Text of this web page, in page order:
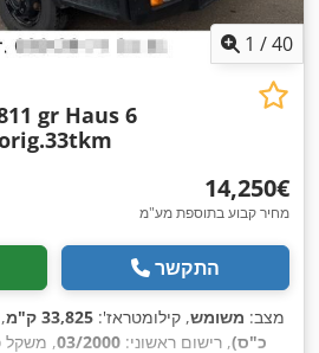
1 /40
gr Haus 6
‏14,250 ‏€
מחיר קבוע בתוספת מע"מ
התקשר
מצב: משומש, קילומטראז': 33,825 ק"מ
כ"ס), רישום ראשוני: 03/2000, משקל